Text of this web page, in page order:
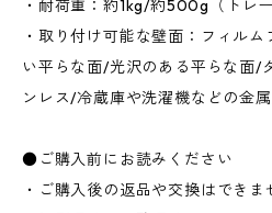
・耐荷重：約1kg/約500g（トレー
・取り付け可能な壁面：フィル
い平らな面/光沢のある平らな面/
ンレス/冷蔵庫や洗濯機などの金
●ご購入前にお読みください
・ご購入後の返品や交換はできま